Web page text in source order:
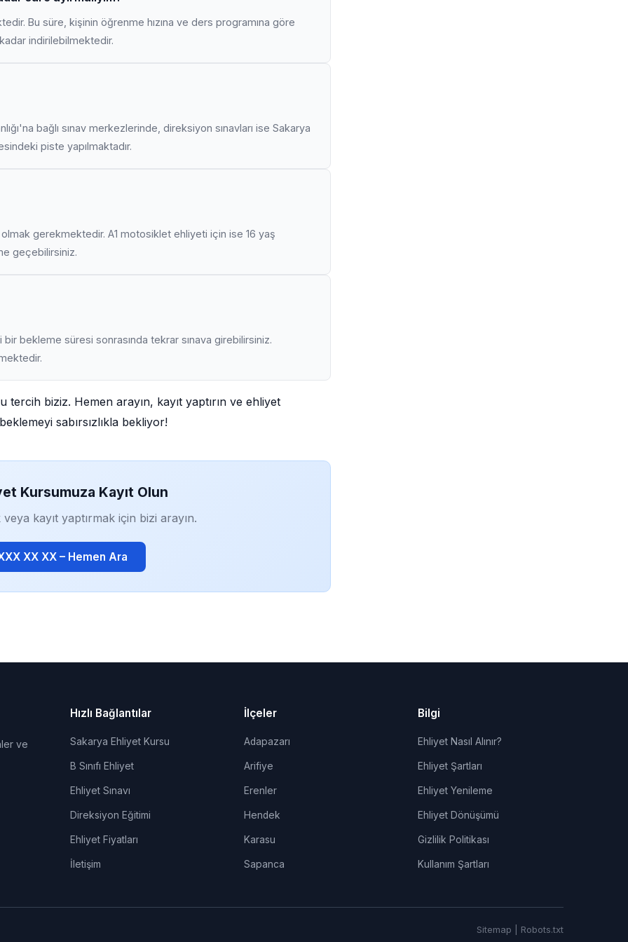
Bu süre, kişinin öğrenme hızına ve ders programına göre
indirilebilmektedir.
bağlı sınav merkezlerinde, direksiyon sınavları ise Sakarya
piste yapılmaktadır.
olmak gerekmektedir. A1 motosiklet ehliyeti için ise 16 yaş
geçebilirsiniz.
bir bekleme süresi sonrasında tekrar sınava girebilirsiniz.
tercih biziz. Hemen arayın, kayıt yaptırın ve ehliyet
sabırsızlıkla bekliyor!
Kursumuza Kayıt Olun
kayıt yaptırmak için bizi arayın.
XX XX – Hemen Ara
ve
Hızlı Bağlantılar
Sakarya Ehliyet Kursu
B Sınıfı Ehliyet
Ehliyet Sınavı
Direksiyon Eğitimi
Ehliyet Fiyatları
İletişim
İlçeler
Adapazarı
Arifiye
Erenler
Hendek
Karasu
Sapanca
Bilgi
Ehliyet Nasıl Alınır?
Ehliyet Şartları
Ehliyet Yenileme
Ehliyet Dönüşümü
Gizlilik Politikası
Kullanım Şartları
Sitemap Robots.txt